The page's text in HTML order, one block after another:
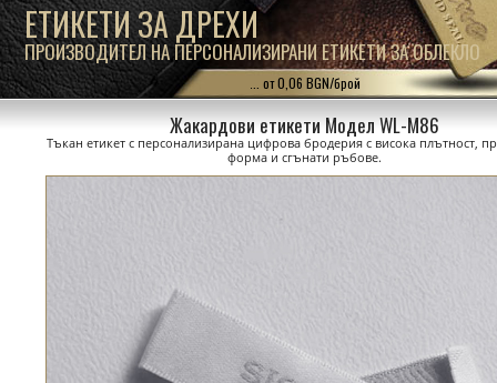
ЕТИКЕТИ ЗА ДРЕХИ
ПРОИЗВОДИТЕЛ НА ПЕРСОНАЛИЗИРАНИ ЕТИКЕТИ ЗА ОБЛЕКЛО
... от 0,06 BGN/брой
Жакардови етикети Модел WL-M86
Тъкан етикет с персонализирана цифрова бродерия с висока плътност,
форма и сгънати ръбове.